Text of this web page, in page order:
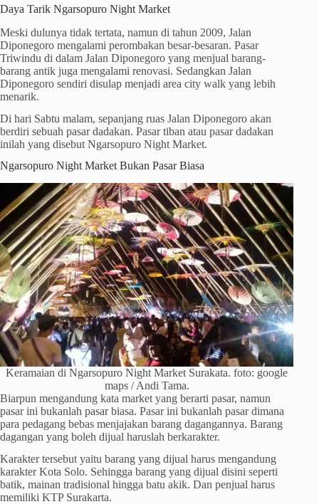
Daya Tarik Ngarsopuro Night Market
Meski dulunya tidak tertata, namun di tahun 2009, Jalan
Diponegoro mengalami perombakan besar-besaran. Pasar
Triwindu di dalam Jalan Diponegoro yang menjual barang-
barang antik juga mengalami renovasi. Sedangkan Jalan
Diponegoro sendiri disulap menjadi area city walk yang lebih
menarik.
Di hari Sabtu malam, sepanjang ruas Jalan Diponegoro akan
berdiri sebuah pasar dadakan. Pasar tiban atau pasar dadakan
inilah yang disebut Ngarsopuro Night Market.
Ngarsopuro Night Market Bukan Pasar Biasa
Keramaian di Ngarsopuro Night Market Surakata. foto: google
maps / Andi Tama.
Biarpun mengandung kata market yang berarti pasar, namun
pasar ini bukanlah pasar biasa. Pasar ini bukanlah pasar dimana
para pedagang bebas menjajakan barang dagangannya. Barang
dagangan yang boleh dijual haruslah berkarakter.
Karakter tersebut yaitu barang yang dijual harus mengandung
karakter Kota Solo. Sehingga barang yang dijual disini seperti
batik, mainan tradisional hingga batu akik. Dan penjual harus
memiliki KTP Surakarta.